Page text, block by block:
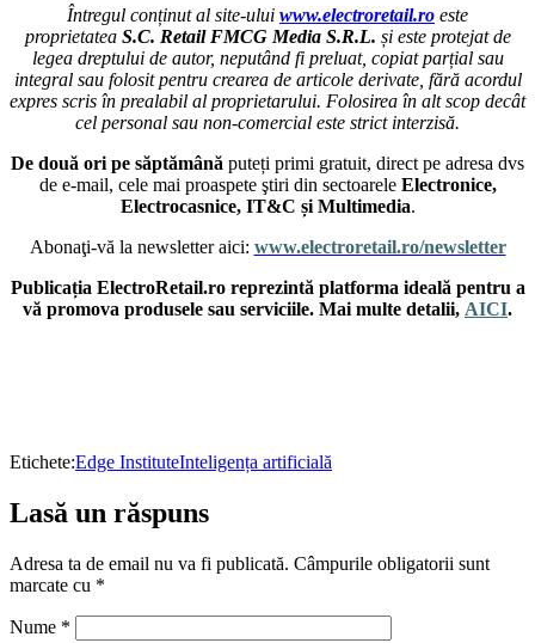
Întregul conținut al site-ului www.electroretail.ro este
proprietatea S.C. Retail FMCG Media S.R.L. și este protejat de
legea dreptului de autor, neputând fi preluat, copiat parțial sau
integral sau folosit pentru crearea de articole derivate, fără acordul
expres scris în prealabil al proprietarului. Folosirea în alt scop decât
cel personal sau non-comercial este strict interzisă.
De două ori pe săptămână puteți primi gratuit, direct pe adresa dvs
de e-mail, cele mai proaspete ştiri din sectoarele Electronice,
Electrocasnice, IT&C și Multimedia.
Abonaţi-vă la newsletter aici: www.electroretail.ro/newsletter
Publicația ElectroRetail.ro reprezintă platforma ideală pentru a
vă promova produsele sau serviciile. Mai multe detalii, AICI.
Etichete:Edge InstituteInteligența artificială
Lasă un răspuns
Adresa ta de email nu va fi publicată. Câmpurile obligatorii sunt
marcate cu *
Nume *